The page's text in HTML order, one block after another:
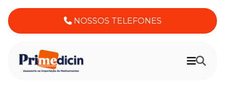
NOSSOS TELEFONES